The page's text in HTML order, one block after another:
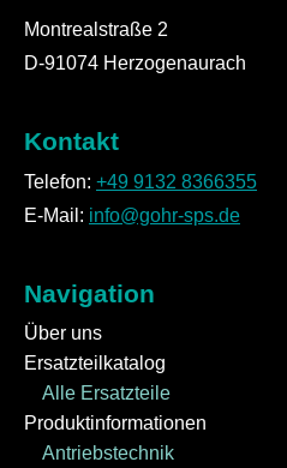
Montrealstraße 2
D-91074 Herzogenaurach
Kontakt
Telefon: +49 9132 8366355
E-Mail: info@gohr-sps.de
Navigation
Über uns
Ersatzteilkatalog
Alle Ersatzteile
Produktinformationen
Antriebstechnik